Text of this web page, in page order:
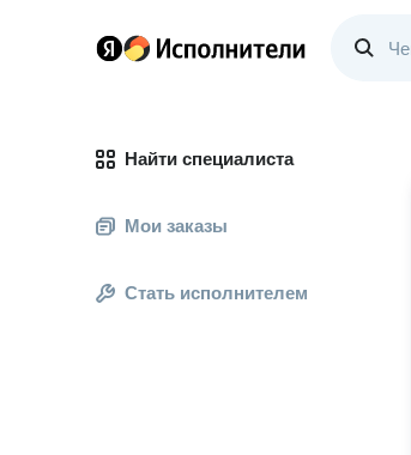
Найти специалиста
Мои заказы
Стать исполнителем